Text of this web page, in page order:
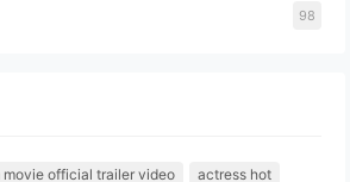
98
official trailer video
actress hot